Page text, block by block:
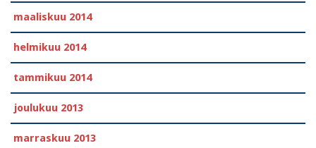
maaliskuu 2014
helmikuu 2014
tammikuu 2014
joulukuu 2013
marraskuu 2013